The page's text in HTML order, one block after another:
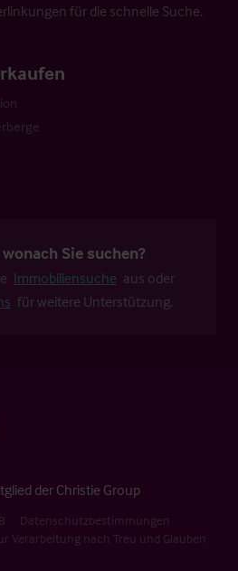
für die schnelle Suche.
Sie suchen?
Immobiliensuche aus oder
für weitere Unterstützung.
der Christie Group
Datenschutzbestimmungen
Verarbeitung nach Treu und Glauben